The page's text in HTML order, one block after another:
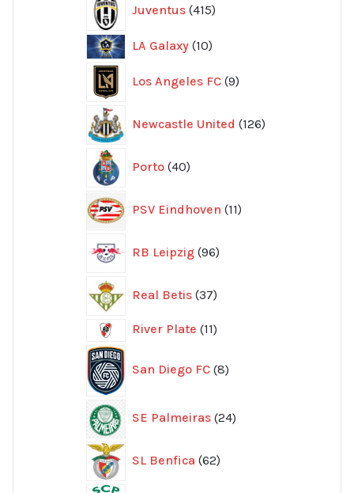
Juventus 415
produkter
LA Galaxy 1010
Los Angeles FC 9
produkter
Newcastle United 126
produkter
Porto 40
produkter
PSV Eindhoven 11
produkter
RB Leipzig 96
produkter
Real Betis 37
produkter
River Plate 1111
San Diego FC 8produkter
SE Palmeiras 24
produkter
SL Benfica 62
produkter